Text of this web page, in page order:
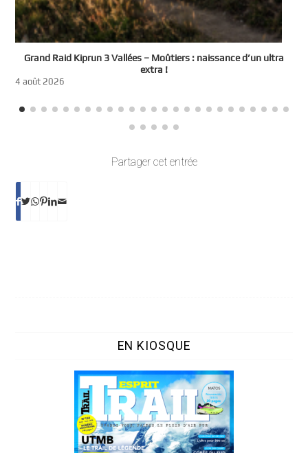
Grand Raid Kiprun 3 Vallées – Moûtiers : naissance d’un ultra
extra !
4 août 2026
Partager cet entrée
EN KIOSQUE